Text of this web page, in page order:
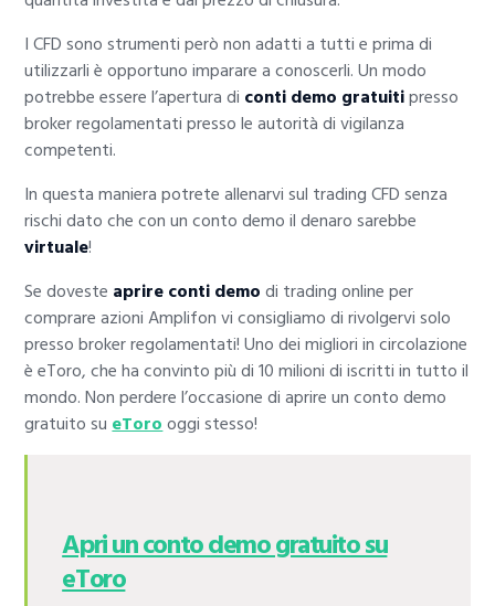
I CFD sono strumenti però non adatti a tutti e prima di
utilizzarli è opportuno imparare a conoscerli. Un modo
potrebbe essere l’apertura di conti demo gratuitipresso
broker regolamentati presso le autorità di vigilanza
competenti.
In questa maniera potrete allenarvi sul trading CFD senza
rischi dato che con un conto demo il denaro sarebbe
virtuale!
Se doveste aprire conti demodi trading online per
comprare azioni Amplifon vi consigliamo di rivolgervi solo
presso broker regolamentati! Uno dei migliori in circolazione
è eToro, che ha convinto più di 10 milioni di iscritti in tutto il
mondo. Non perdere l’occasione di aprire un conto demo
gratuito sueTorooggi stesso!
Apri un conto demo gratuito su
eToro